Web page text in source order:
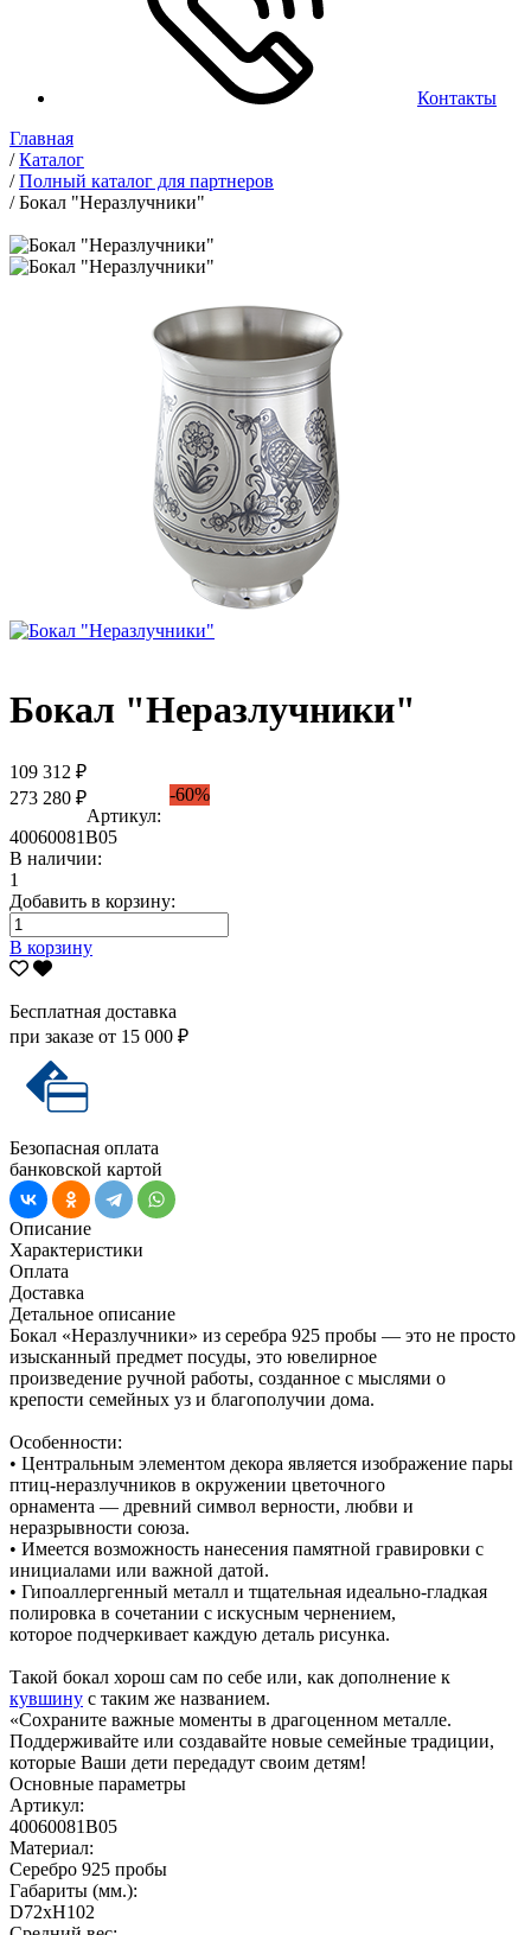
Контакты
Главная
/Каталог
/Полный каталог для партнеров
/Бокал "Неразлучники"
Бокал "Неразлучники"
109 312 ₽
273 280 ₽
-60%
Артикул:
40060081В05
В наличии:
1
Добавить в корзину:
В корзину
Бесплатная доставка
при заказе от 15 000 ₽
Безопасная оплата
банковской картой
Описание
Характеристики
Оплата
Доставка
Детальное описание
Бокал «Неразлучники» из серебра 925 пробы — это не просто
изысканный предмет посуды, это ювелирное
произведение ручной работы, созданное с мыслями о
крепости семейных уз и благополучии дома.
Особенности:
• Центральным элементом декора является изображение пары
птиц-неразлучников в окружении цветочного
орнамента — древний символ верности, любви и
неразрывности союза.
• Имеется возможность нанесения памятной гравировки с
инициалами или важной датой.
• Гипоаллергенный металл и тщательная идеально-гладкая
полировка в сочетании с искусным чернением,
которое подчеркивает каждую деталь рисунка.
Такой бокал хорош сам по себе или, как дополнение к
кувшину с таким же названием.
«Сохраните важные моменты в драгоценном металле.
Поддерживайте или создавайте новые семейные традиции,
которые Ваши дети передадут своим детям!
Основные параметры
Артикул:
40060081В05
Материал:
Серебро 925 пробы
Габариты (мм.):
D72хH102